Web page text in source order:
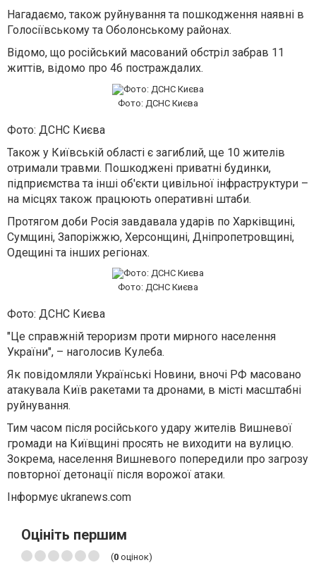
Нагадаємо, також руйнування та пошкодження наявні в
Голосіївському та Оболонському районах.
Відомо, що російський масований обстріл забрав 11
життів, відомо про 46 постраждалих.
Фото: ДСНС Києва
Фото: ДСНС Києва
Також у Київській області є загиблий, ще 10 жителів
отримали травми. Пошкоджені приватні будинки,
підприємства та інші об'єкти цивільної інфраструктури –
на місцях також працюють оперативні штаби.
Протягом доби Росія завдавала ударів по Харківщині,
Сумщині, Запоріжжю, Херсонщині, Дніпропетровщині,
Одещині та інших регіонах.
Фото: ДСНС Києва
Фото: ДСНС Києва
"Це справжній тероризм проти мирного населення
України", – наголосив Кулеба.
Як повідомляли Українські Новини, вночі РФ масовано
атакувала Київ ракетами та дронами, в місті масштабні
руйнування.
Тим часом після російського удару жителів Вишневої
громади на Київщині просять не виходити на вулицю.
Зокрема, населення Вишневого попередили про загрозу
повторної детонації після ворожої атаки.
Інформує ukranews.com
Оцініть першим
(0 оцінок)